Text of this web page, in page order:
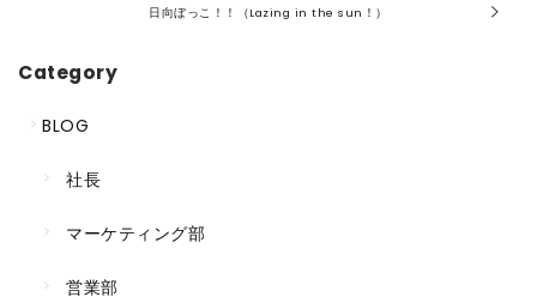
日向ぼっこ！！（Lazing in the sun！）
Category
BLOG
社長
マーケティング部
営業部